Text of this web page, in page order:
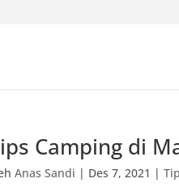
Camping di
Anas Sandi | Des 7, 2021 |